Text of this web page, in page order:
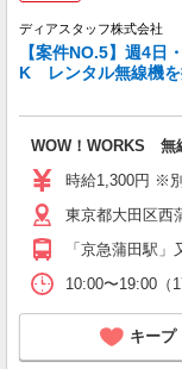
ディアスタッフ株式会社
【案件NO.5】週4日
K レンタル無線機
WOW！WORKS 無
時給1,300円 ※
東京都大田区西
「京急蒲田駅
10:00〜19:00
キープ